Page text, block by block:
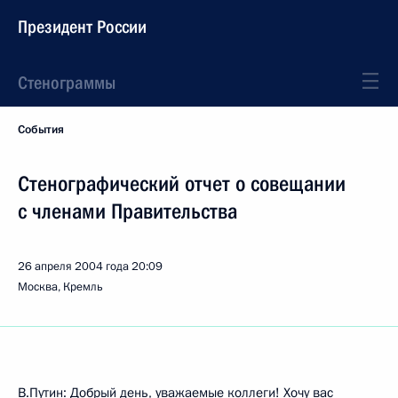
Президент России
Стенограммы
События
Стенографический отчет о совещании
с членами Правительства
26 апреля 2004 года20:09
Москва, Кремль
В.Путин: Добрый день, уважаемые коллеги! Хочу вас